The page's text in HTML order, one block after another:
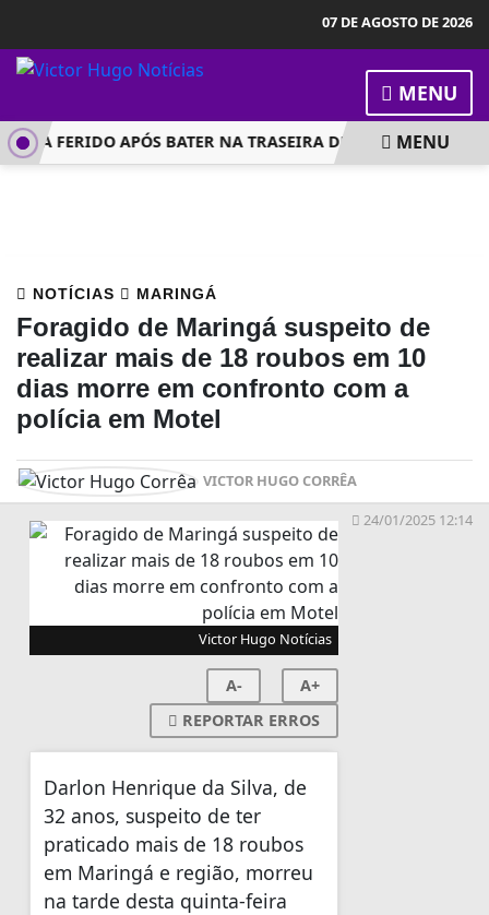
07 DE AGOSTO DE 2026
MENU
FERIDO APÓS BATER NA TRASEIRA DE CARRETA NA PR-
MENU
NOTÍCIAS MARINGÁ
Foragido de Maringá suspeito de
realizar mais de 18 roubos em 10
dias morre em confronto com a
polícia em Motel
VICTOR HUGO CORRÊA
24/01/2025 12:14
Victor Hugo Notícias
A-
A+
REPORTAR ERROS
Darlon Henrique da Silva, de
32 anos, suspeito de ter
praticado mais de 18 roubos
em Maringá e região, morreu
na tarde desta quinta-feira